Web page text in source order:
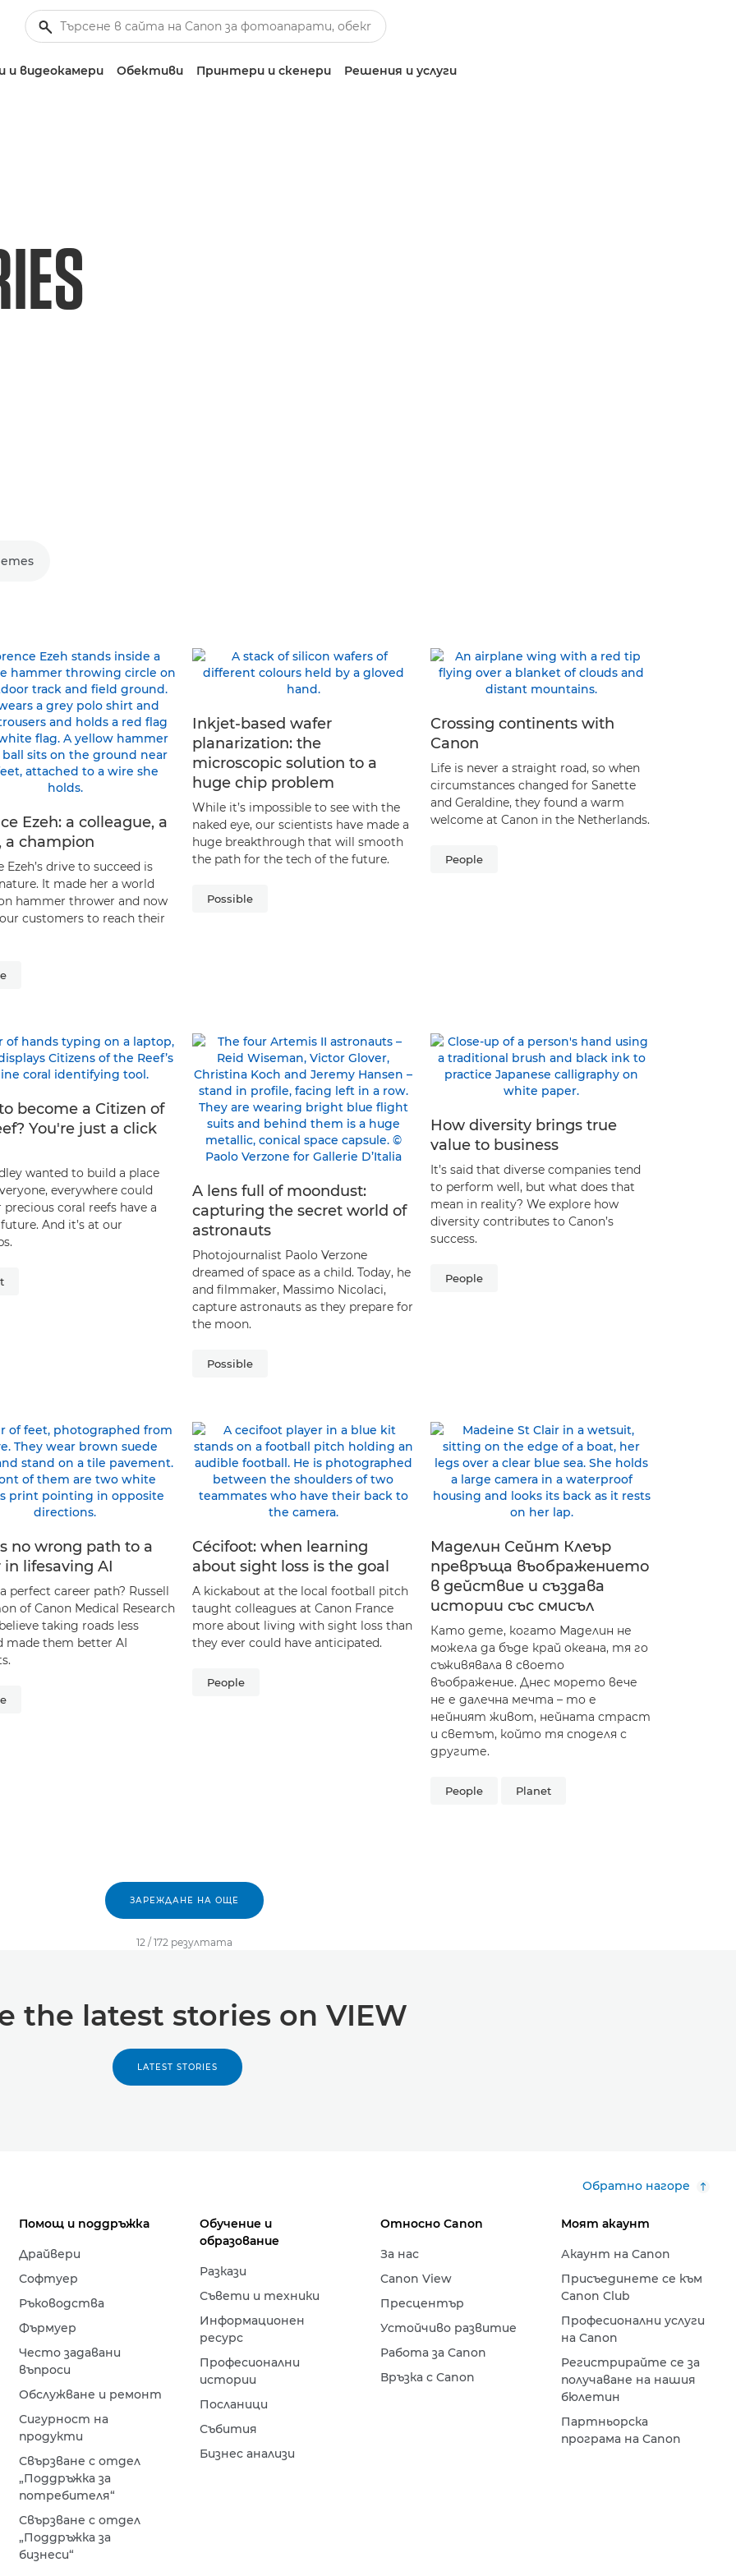
видеокамери Обективи Принтери и скенери Решения и услуги
Ezeh: a colleague, a
a champion
Ezeh’s drive to succeed is
It made her a world
hammer thrower and now
customers to reach their
Inkjet-based wafer
planarization: the
microscopic solution to a
huge chip problem
While it’s impossible to see with the
naked eye, our scientists have made a
huge breakthrough that will smooth
the path for the tech of the future.
Possible
Crossing continents with
Canon
Life is never a straight road, so when
circumstances changed for Sanette
and Geraldine, they found a warm
welcome at Canon in the Netherlands.
People
become a Citizen of
You're just a click
wanted to build a place
everywhere could
precious coral reefs have a
And it’s at our
A lens full of moondust:
capturing the secret world of
astronauts
Photojournalist Paolo Verzone
dreamed of space as a child. Today, he
and filmmaker, Massimo Nicolaci,
capture astronauts as they prepare for
the moon.
Possible
How diversity brings true
value to business
It’s said that diverse companies tend
to perform well, but what does that
mean in reality? We explore how
diversity contributes to Canon’s
success.
People
no wrong path to a
in lifesaving AI
perfect career path? Russell
of Canon Medical Research
taking roads less
made them better AI
Cécifoot: when learning
about sight loss is the goal
A kickabout at the local football pitch
taught colleagues at Canon France
more about living with sight loss than
they ever could have anticipated.
People
Маделин Сейнт Клеър
превръща въображението
в действие и създава
истории със смисъл
Като дете, когато Маделин не
можела да бъде край океана, тя го
съживявала в своето
въображение. Днес морето вече
не е далечна мечта – то е
нейният живот, нейната страст
и светът, който тя споделя с
другите.
People Planet
ЗАРЕЖДАНЕ НА ОЩЕ
12 / 172 резултатa
the latest stories on VIEW
LATEST STORIES
Обратно нагоре
Помощ и поддръжка
Драйвери
Софтуер
Ръководства
Фърмуер
Често задавани
въпроси
Обслужване и ремонт
Сигурност на
продукти
Свързване с отдел
„Поддръжка за
потребителя“
Свързване с отдел
„Поддръжка за
бизнеси“
Обучение и
образование
Разкази
Съвети и техники
Информационен
ресурс
Професионални
истории
Посланици
Събития
Бизнес анализи
Относно Canon
За нас
Canon View
Пресцентър
Устойчиво развитие
Работа за Canon
Връзка с Canon
Моят акаунт
Акаунт на Canon
Присъединете се към
Canon Club
Професионални услуги
на Canon
Регистрирайте се за
получаване на нашия
бюлетин
Партньорска
програма на Canon